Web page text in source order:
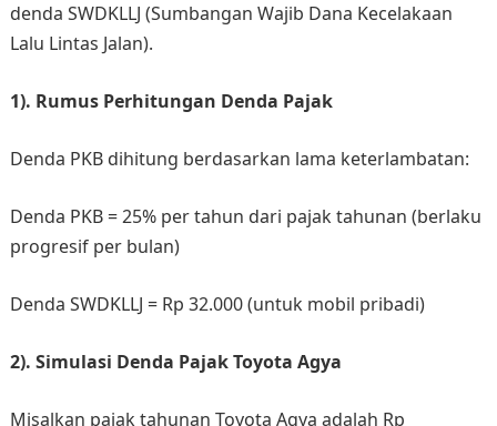
denda SWDKLLJ (Sumbangan Wajib Dana Kecelakaan
Lalu Lintas Jalan).
1). Rumus Perhitungan Denda Pajak
Denda PKB dihitung berdasarkan lama keterlambatan:
Denda PKB = 25% per tahun dari pajak tahunan (berlaku
progresif per bulan)
Denda SWDKLLJ = Rp 32.000 (untuk mobil pribadi)
2). Simulasi Denda Pajak Toyota Agya
Misalkan pajak tahunan Toyota Agya adalah Rp